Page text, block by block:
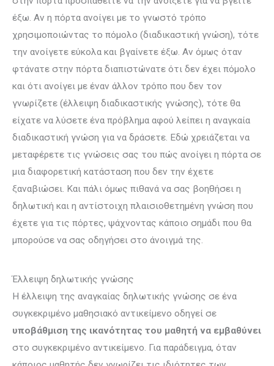
έξω. Αν η πόρτα ανοίγει με το γνωστό τρόπο
χρησιμοποιώντας το πόμολο (διαδικαστική γνώση), τότε
την ανοίγετε εύκολα και βγαίνετε έξω. Αν όμως όταν
φτάνατε στην πόρτα διαπιστώνατε ότι δεν έχει πόμολο
και ότι ανοίγει με έναν άλλον τρόπο που δεν τον
γνωρίζετε (έλλειψη διαδικαστικής γνώσης), τότε θα
είχατε να λύσετε ένα πρόβλημα αφού λείπει η αναγκαία
διαδικαστική γνώση για να δράσετε. Εδώ χρειάζεται να
μεταφέρετε τις γνώσεις σας του πώς ανοίγει η πόρτα σε
μια διαφορετική κατάσταση που δεν την έχετε
ξαναβιώσει. Και πάλι όμως πιθανά να σας βοηθήσει η
δηλωτική και η αντίστοιχη πλαισιοθετημένη γνώση που
έχετε για τις πό­ρτες, ψάχνοντας κάποιο σημάδι που θα
μπορούσε να σας οδηγήσει στο άνοιγμά της.
Έλλειψη δηλωτικής γνώσης
Η έλλειψη της αναγκαίας δηλωτικής γνώσης σε ένα
συγκεκριμένο μαθησιακό αντικείμενο οδηγεί σε
υποβάθμιση της ικανότητας του μαθητή να εμβαθύνει
στο συγκεκριμένο αντικείμενο. Για παράδειγμα, όταν